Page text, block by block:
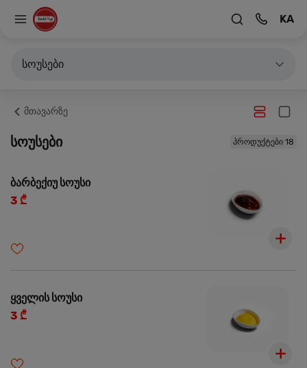
KA
სოუსები
მთავარზე
სოუსები პროდუქტები 18
ბარბექიუ სოუსი
3 ₾
ყველის სოუსი
3 ₾